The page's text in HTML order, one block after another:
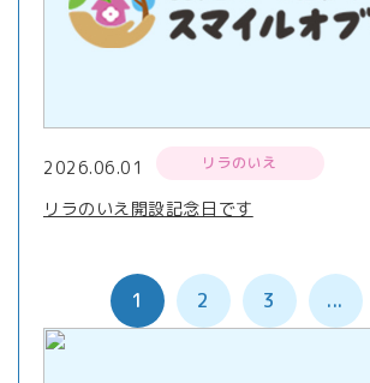
2026.06.01 リラのいえ
リラのいえ開設記念日です
1 2 3 ...